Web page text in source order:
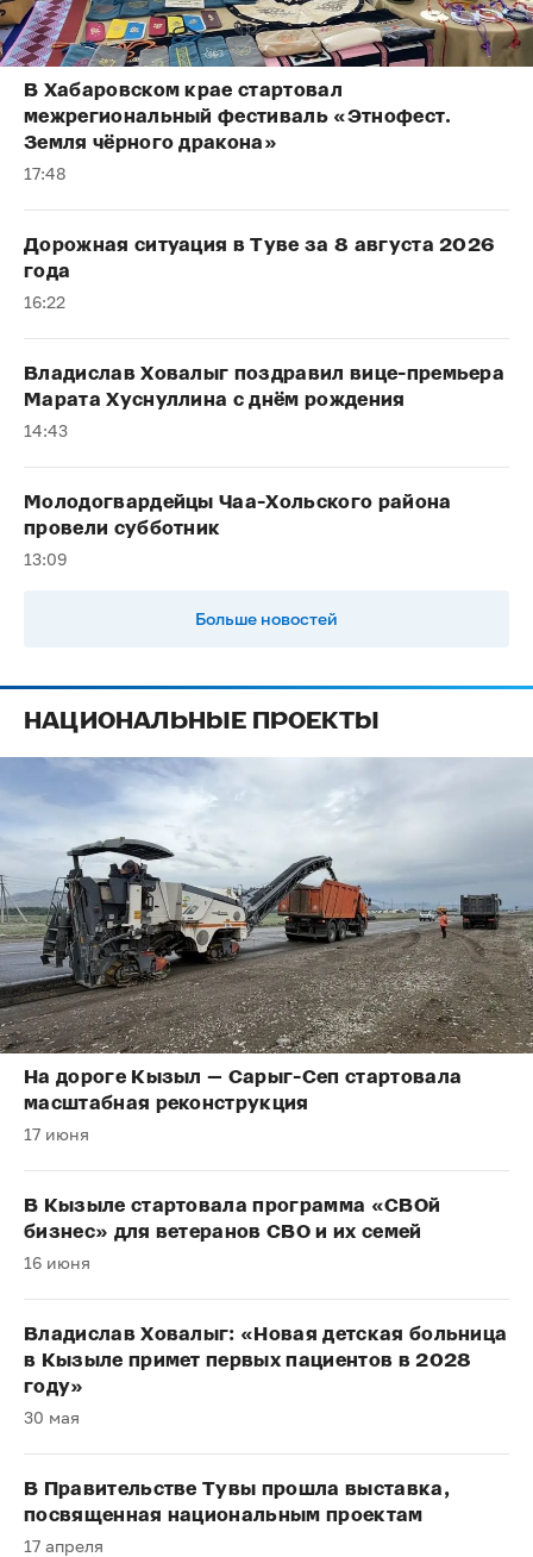
В Хабаровском крае стартовал
межрегиональный фестиваль «Этнофест.
Земля чёрного дракона»
17:48
Дорожная ситуация в Туве за 8 августа 2026
года
16:22
Владислав Ховалыг поздравил вице-премьера
Марата Хуснуллина с днём рождения
14:43
Молодогвардейцы Чаа-Хольского района
провели субботник
13:09
Больше новостей
НАЦИОНАЛЬНЫЕ ПРОЕКТЫ
На дороге Кызыл — Сарыг-Сеп стартовала
масштабная реконструкция
17 июня
В Кызыле стартовала программа «СВОй
бизнес» для ветеранов СВО и их семей
16 июня
Владислав Ховалыг: «Новая детская больница
в Кызыле примет первых пациентов в 2028
году»
30 мая
В Правительстве Тувы прошла выставка,
посвященная национальным проектам
17 апреля